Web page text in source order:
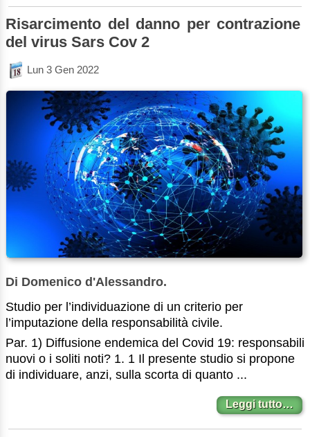
Risarcimento del danno per contrazione
del virus Sars Cov 2
Lun 3 Gen 2022
Di Domenico d'Alessandro.
Studio per l’individuazione di un criterio per
l’imputazione della responsabilità civile.
Par. 1) Diffusione endemica del Covid 19: responsabili
nuovi o i soliti noti? 1. 1 Il presente studio si propone
di individuare, anzi, sulla scorta di quanto ...
Leggi tutto…